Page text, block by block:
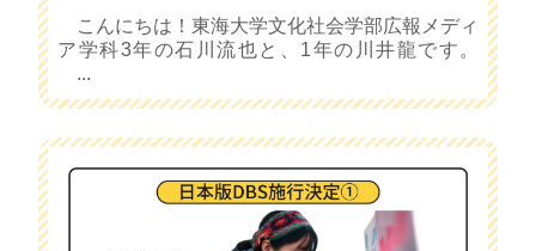
こんにちは！東海⼤学⽂化社会学部広報メディ
ア学科3年の⽯川流也と、1年の川井⿓です。
...